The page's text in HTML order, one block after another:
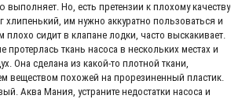
Но, есть претензии к плохому качеству
хлипенький, им нужно аккуратно пользоваться и
плохо сидит в клапане лодки, часто выскакивает.
протерлась ткань насоса в нескольких местах и
Она сделана из какой-то плотной ткани,
веществом похожей на прорезиненный пластик.
Аква Мания, устраните недостатки насоса и